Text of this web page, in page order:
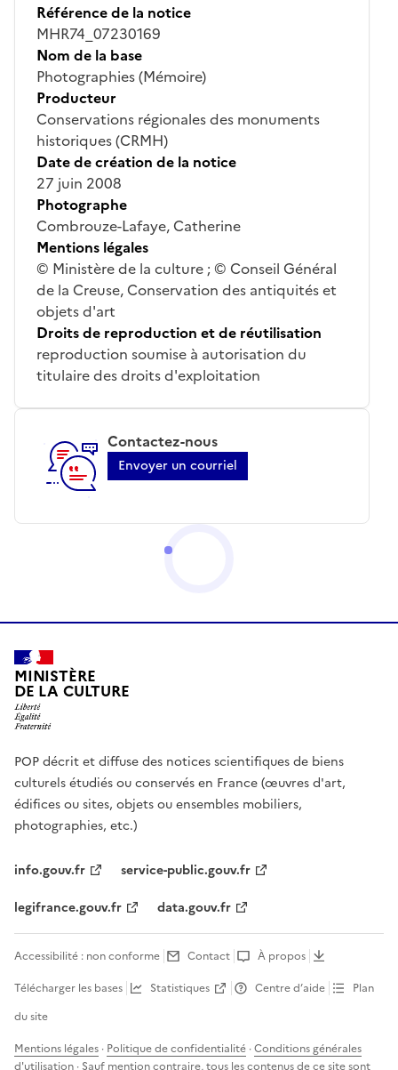
Référence de la notice
MHR74_07230169
Nom de la base
Photographies (Mémoire)
Producteur
Conservations régionales des monuments
historiques (CRMH)
Date de création de la notice
27 juin 2008
Photographe
Combrouze-Lafaye, Catherine
Mentions légales
© Ministère de la culture ; © Conseil Général
de la Creuse, Conservation des antiquités et
objets d'art
Droits de reproduction et de réutilisation
reproduction soumise à autorisation du
titulaire des droits d'exploitation
Contactez-nous
Envoyer un courriel
MINISTÈRE
DE LA CULTURE
POP décrit et diffuse des notices scientifiques de biens
culturels étudiés ou conservés en France (œuvres d'art,
édifices ou sites, objets ou ensembles mobiliers,
photographies, etc.)
info.gouv.fr
service-public.gouv.fr
legifrance.gouv.fr
data.gouv.fr
Accessibilité : non conforme Contact
À propos
Télécharger les bases
Statistiques Centre d’aide
Plan
du site
Mentions légales · Politique de confidentialité ·Conditions générales
d'utilisation · Sauf mention contraire, tous les contenus de ce site sont